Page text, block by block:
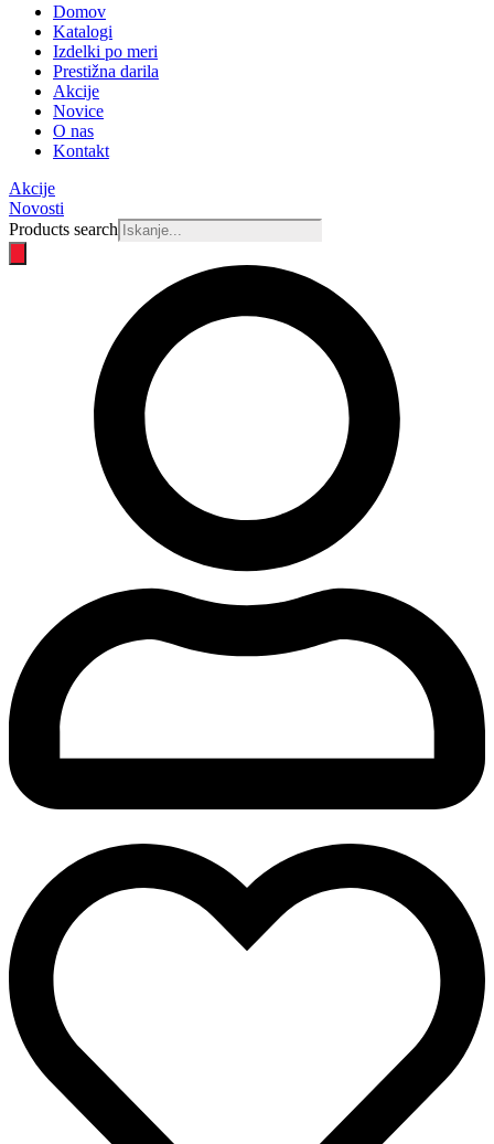
Domov
Katalogi
Izdelki po meri
Prestižna darila
Akcije
Novice
O nas
Kontakt
Akcije
Novosti
Products search